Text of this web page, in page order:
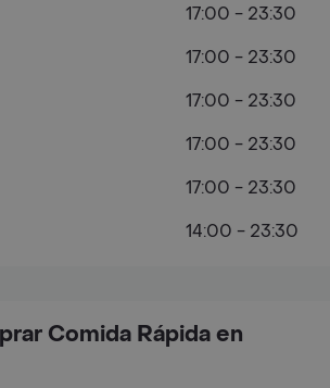
Comida Rápida en
17:00 - 23:30
17:00 - 23:30
17:00 - 23:30
17:00 - 23:30
17:00 - 23:30
14:00 - 23:30